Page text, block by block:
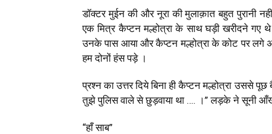
डॉक्टर मुईन की और नूरा की मुलाक़ात बहुत पुरानी
एक मित्र कैप्टन मल्होत्रा के साथ घड़ी खरीदने
उनके पास आया और कैप्टन मल्होत्रा के कोट पर
हम दोनों हंस पड़े ।
प्रश्न का उत्तर दिये बिना ही कैप्टन मल्होत्रा उससे पूछ
तुझे पुलिस वाले से छुड़वाया था …. ।” लड़के ने सूनी
“हाँ साब”